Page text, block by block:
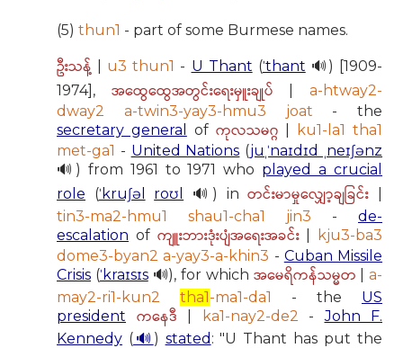
(5) thun1 - part of some Burmese names.
ဦးသန့် u3 thun1 - U Thant (ˈthant 🔊) [1909-
1974], အထွေထွေအတွင်းရေးမှူးချုပ် |a-htway2-
dway2 a-twin3-yay3-hmu3 joat - the
secretary general
of ကုလသမဂ္ဂ
ku1-la1 tha1
met-ga1 - United Nations (juˌˈnaɪdɪd ˌneɪʃənz
🔊) from 1961 to 1971 who played a crucial
role (ˈkruʃəl roʊl 🔊) inတင်းမာမှုလျှော့ချခြင်း
tin3-ma2-hmu1 shau1-cha1 jin3 - de-
escalation of ကျူးဘားဒုံးပျံအရေးအခင်း|
kju3-ba3
dome3-byan2 a-yay3-a-khin3 - Cuban Missile
Crisis (ˈkraɪsɪs🔊), for which အမေရိကန်သမ္မတ
a-
may2-ri1-kun2 tha1-ma1-da1 - the US
president
ကနေဒီ ka1-nay2-de2 -John F.
Kennedy (🔊 ) stated : "U Thant has put the